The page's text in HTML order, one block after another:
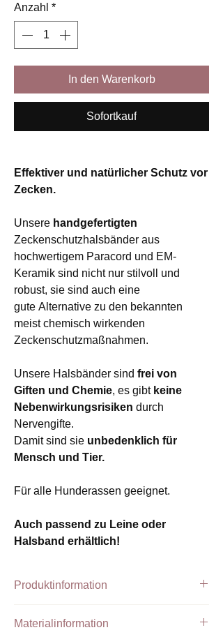
Anzahl *
In den Warenkorb
Sofortkauf
Effektiver und natürlicher Schutz vor
Zecken.
Unsere handgefertigten
Zeckenschutzhalsbänder aus
hochwertigem Paracord und EM-
Keramik sind nicht nur stilvoll und
robust, sie sind auch eine
gute Alternative zu den bekannten
meist chemisch wirkenden
Zeckenschutzmaßnahmen.
Unsere Halsbänder sind frei von
Giften und Chemie, es gibt keine
Nebenwirkungsrisiken durch
Nervengifte.
Damit sind sie unbedenklich für
Mensch und Tier.
Für alle Hunderassen geeignet.
Auch passend zu Leine oder
Halsband erhältlich!
Produktinformation
wird von jedem Hund gut vertragen.
Materialinformation